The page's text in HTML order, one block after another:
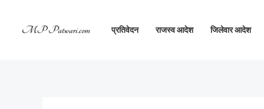
प्रतिवेदन राजस्व आदेश जिलेवार आदेश